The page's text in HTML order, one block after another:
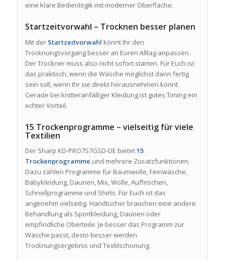
eine klare Bedienlogik mit moderner Oberfläche.
Startzeitvorwahl – Trocknen besser planen
Mit der Startzeitvorwahl könnt Ihr den
Trocknungsvorgang besser an Euren Alltag anpassen.
Der Trockner muss also nicht sofort starten. Für Euch ist
das praktisch, wenn die Wäsche möglichst dann fertig
sein soll, wenn Ihr sie direkt herausnehmen könnt.
Gerade bei knitteranfälliger Kleidung ist gutes Timing ein
echter Vorteil.
15 Trockenprogramme – vielseitig für viele
Textilien
Der Sharp KD-PRO7S7GSD-DE bietet15
Trockenprogramme und mehrere Zusatzfunktionen.
Dazu zählen Programme für Baumwolle, Feinwäsche,
Babykleidung, Daunen, Mix, Wolle, Auffrischen,
Schnellprogramme und Shirts. Für Euch ist das
angenehm vielseitig. Handtücher brauchen eine andere
Behandlung als Sportkleidung, Daunen oder
empfindliche Oberteile. Je besser das Programm zur
Wäsche passt, desto besser werden
Trocknungsergebnis und Textilschonung.